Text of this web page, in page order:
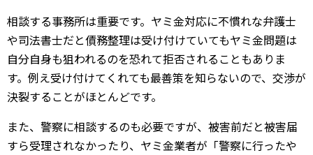
相談する事務所は重要です。ヤミ金対応に不慣れな弁護士
や司法書士だと債務整理は受け付けていてもヤミ金問題は
自分自身も狙われるのを恐れて拒否されることもありま
す。例え受け付けてくれても最善策を知らないので、交渉が
決裂することがほとんどです。
また、警察に相談するのも必要ですが、被害前だと被害届
すら受理されなかったり、ヤミ金業者が「警察に行ったや